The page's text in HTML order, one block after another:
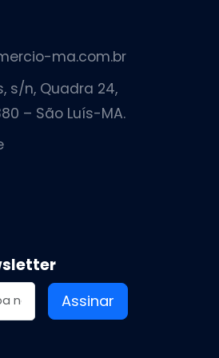
ma.com.br
s/n, Quadra 24,
– São Luís-MA.
Assinar